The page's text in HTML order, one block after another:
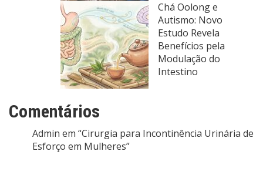
Chá Oolong e
Autismo: Novo
Estudo Revela
Benefícios pela
Modulação do
Intestino
Comentários
Admin em “Cirurgia para Incontinência Urinária de
Esforço em Mulheres”